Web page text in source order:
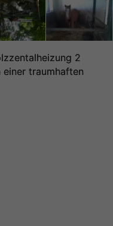
2
traumhaften